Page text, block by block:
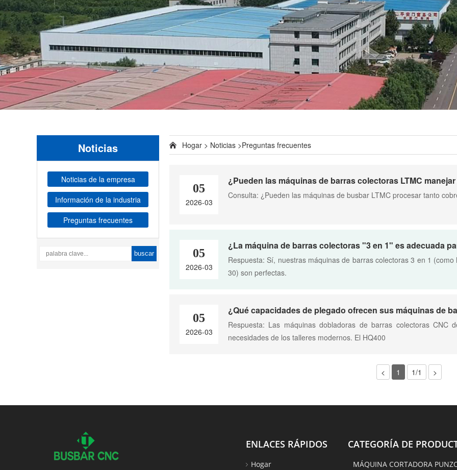
Noticias
Noticias de la empresa
Información de la industria
Preguntas frecuentes
buscar
Hogar > Noticias >Preguntas frecuentes
05
2026-03
Consulta: ¿Pueden las máquinas de busbar LTMC procesar tanto
05
2026-03
Respuesta: Sí, nuestras máquinas de barras colectoras 3 en 1
30) son perfectas.
05
2026-03
Respuesta: Las máquinas dobladoras de barras colectoras CNC
necesidades de los talleres modernos. El HQ400
< 1 1/1 >
ENLACES RÁPIDOS
Hogar
CATEGORÍA DE
MÁQUINA CORTADORA